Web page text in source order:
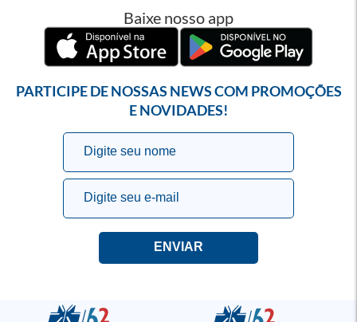
Baixe nosso app
PARTICIPE DE NOSSAS NEWS COM PROMOÇÕES
E NOVIDADES!